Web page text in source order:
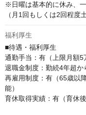
※日曜は基本的に休み、
（月1回もしくは2回程度
福利厚生
■待遇・福利厚生
通勤手当：有（上限月額5
退職金制度：勤続4年超か
再雇用制度：有（65歳以
能）
育休取得実績：有（育休